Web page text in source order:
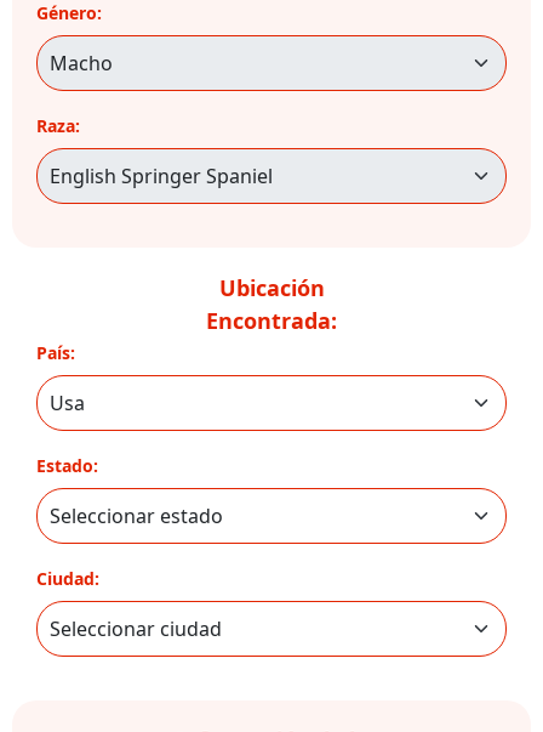
Género:
Raza:
Ubicación
Encontrada:
País:
Estado:
Ciudad: